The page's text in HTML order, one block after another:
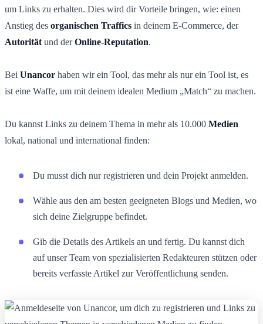
um Links zu erhalten. Dies wird dir Vorteile bringen, wie: einen
Anstieg des organischen Traffics in deinem E-Commerce, der
Autorität und derOnline-Reputation.
Bei Unancor haben wir ein Tool, das mehr als nur ein Tool ist, es
ist eine Waffe, um mit deinem idealen Medium „Match“ zu machen.
Du kannst Links zu deinem Thema in mehr als 10.000 Medien
lokal, national und international finden:
Du musst dich nur registrieren und dein Projekt anmelden.
Wähle aus den am besten geeigneten Blogs und Medien, wo
sich deine Zielgruppe befindet.
Gib die Details des Artikels an und fertig. Du kannst dich
auf unser Team von spezialisierten Redakteuren stützen oder
bereits verfasste Artikel zur Veröffentlichung senden.